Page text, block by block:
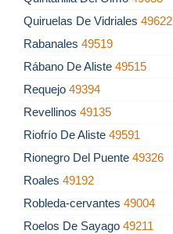
Quiruelas De Vidriales 49622
Rabanales 49519
Rábano De Aliste 49515
Requejo 49394
Revellinos 49135
Riofrío De Aliste 49591
Rionegro Del Puente 49326
Roales 49192
Robleda-cervantes 49004
Roelos De Sayago 49211